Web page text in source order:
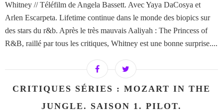
Whitney // Téléfilm de Angela Bassett. Avec Yaya DaCosya et
Arlen Escarpeta. Lifetime continue dans le monde des biopics sur
des stars du r&b. Après le très mauvais Aaliyah : The Princess of
R&B, raillé par tous les critiques, Whitney est une bonne surprise....
CRITIQUES SÉRIES : MOZART IN THE
JUNGLE. SAISON 1. PILOT.